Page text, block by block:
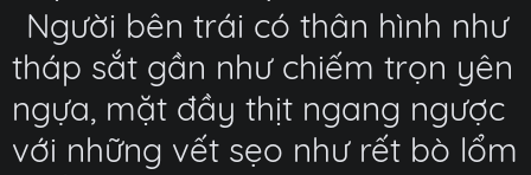
Người bên trái có thân hình như
tháp sắt gần như chiếm trọn yên
ngựa, mặt đầy thịt ngang ngược
với những vết sẹo như rết bò lổm